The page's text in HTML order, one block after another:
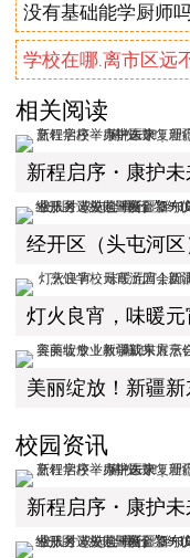
没有基础能学厨师
学校在哪.离市区远
相关阅读
校园资讯